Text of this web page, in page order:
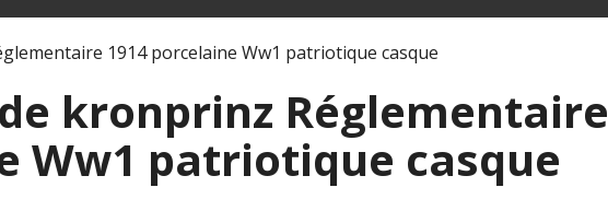
1914 porcelaine Ww1 patriotique casque
kronprinz Réglementaire
Ww1 patriotique casque